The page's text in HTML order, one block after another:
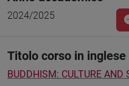
2024/2025
Titolo corso in inglese
BUDDHISM: CULTURE AND